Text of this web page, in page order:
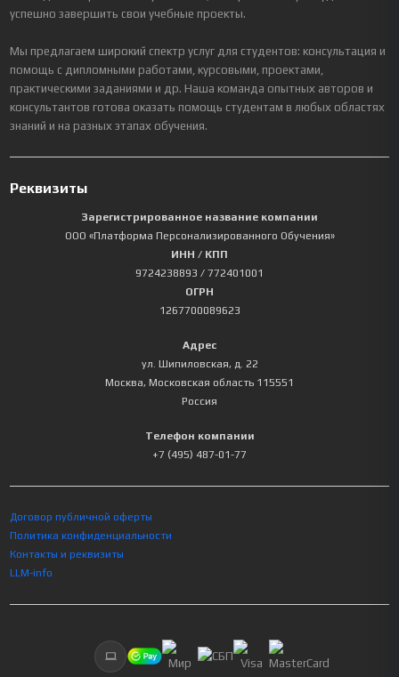
успешно завершить свои учебные проекты.
Мы предлагаем широкий спектр услуг для студентов: консультация и
помощь с дипломными работами, курсовыми, проектами,
практическими заданиями и др. Наша команда опытных авторов и
консультантов готова оказать помощь студентам в любых областях
знаний и на разных этапах обучения.
Реквизиты
Зарегистрированное название компании
ООО «Платформа Персонализированного Обучения»
ИНН / КПП
9724238893 / 772401001
ОГРН
1267700089623
Адрес
ул. Шипиловская, д. 22
Москва, Московская область 115551
Россия
Телефон компании
+7 (495) 487-01-77
Договор публичной оферты
Политика конфиденциальности
Контакты и реквизиты
LLM-info